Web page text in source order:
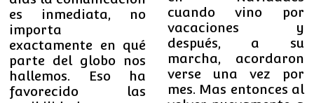
es inmediata, no
importa
exactamente en qué
parte del globo nos
hallemos. Eso ha
favorecido las
cuando vino por
vacaciones y
después, a su
marcha, acordaron
verse una vez por
mes. Mas entonces al